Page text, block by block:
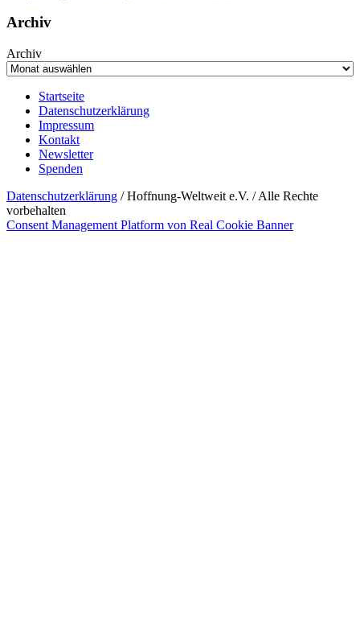
Archiv
Archiv
Startseite
Datenschutzerklärung
Impressum
Kontakt
Newsletter
Spenden
Datenschutzerklärung / Hoffnung-Weltweit e.V. / Alle Rechte
vorbehalten
Consent Management Platform von Real Cookie Banner